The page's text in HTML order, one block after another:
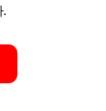
.